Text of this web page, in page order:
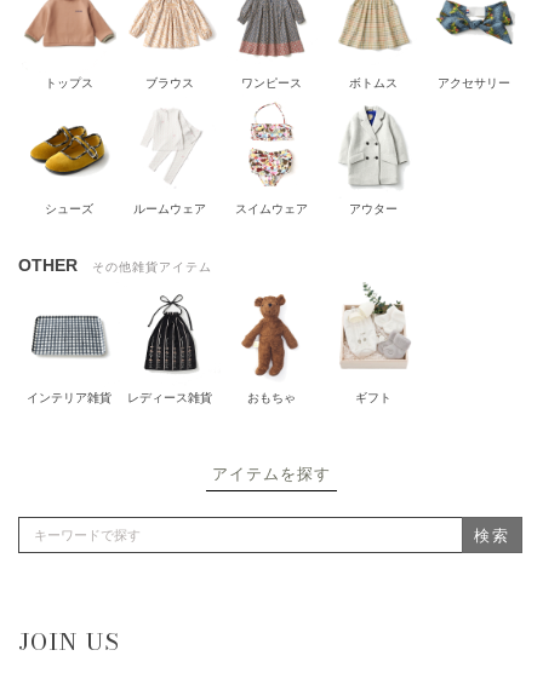
トップス ブラウス ワンピース ボトムス アクセサリー
シューズ ルームウェア スイムウェア アウター
OTHER その他雑貨アイテム
インテリア雑貨 レディース雑貨 おもちゃ ギフト
アイテムを探す
検索
JOIN US